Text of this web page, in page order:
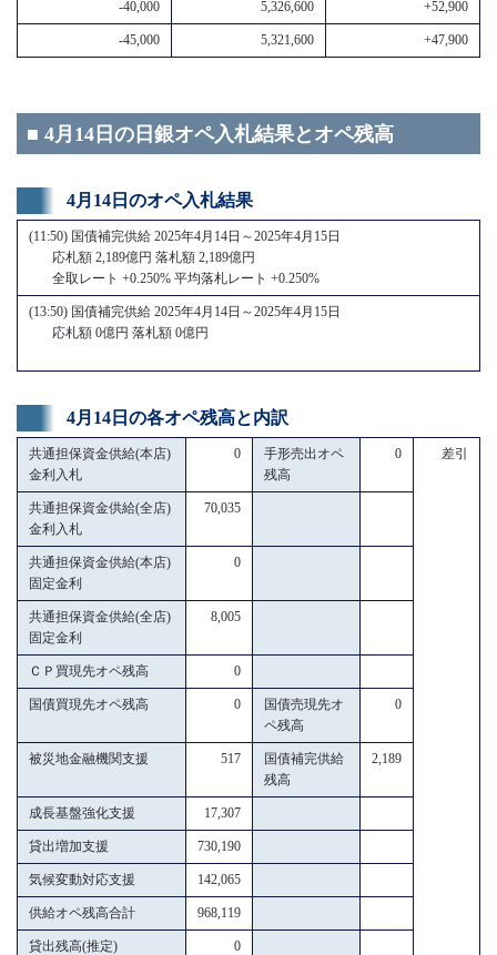
-40,000 5,326,600 +52,900
-45,000 5,321,600 +47,900
■ 4月14日の日銀オペ入札結果とオペ残高
4月14日のオペ入札結果
(11:50) 国債補完供給 2025年4月14日～2025年4月15日
応札額 2,189億円 落札額 2,189億円
全取レート +0.250% 平均落札レート +0.250%
(13:50) 国債補完供給 2025年4月14日～2025年4月15日
応札額 0億円 落札額 0億円
4月14日の各オペ残高と内訳
共通担保資金供給(本店)
金利入札
0
手形売出オペ
残高
0 差引
共通担保資金供給(全店)
金利入札
70,035
共通担保資金供給(本店)
固定金利
0
共通担保資金供給(全店)
固定金利
8,005
ＣＰ買現先オペ残高 0
国債買現先オペ残高 0
国債売現先オ
ペ残高
0
被災地金融機関支援 517
国債補完供給
残高
2,189
成長基盤強化支援 17,307
貸出増加支援 730,190
気候変動対応支援 142,065
供給オペ残高合計 968,119
貸出残高(推定) 0